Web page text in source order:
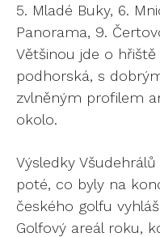
5. Mladé Buky, 6.
Panorama, 9.
Většinou jde o
podhorská, s
zvlněným profilem
okolo.
Výsledky
poté, co byly na
českého golfu
Golfový areál roku,